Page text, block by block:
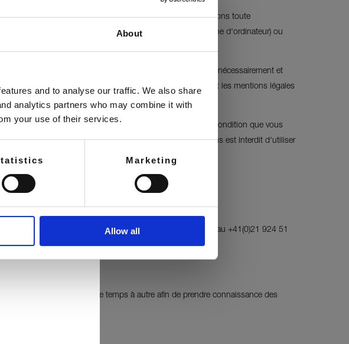
About
and to analyse our traffic. We also share
analytics partners who may combine it with
your use of their services.
Marketing
Allow all
sur son site web et pour éviter les erreurs, nous déclinons toute
causer des dommages directs (par exemple, une panne d'ordinateur) ou
à vos propres risques.
contrôle sur les sites web de tiers, ne les promeut pas nécessairement et
Nous vous recommandons donc de lire attentivement les mentions légales
cas, Froneri ne s'oppose pas à l'insertion de tels liens, à condition que vous
cas être associé à Froneri ou être promu par Froneri. Il vous est interdit d'utiliser
fenêtre.
à l'adresse Support.B2B@ch.nestle.com
, (ii) par téléphone au +41(0)21 924 51
à consulter cette page de temps à autre afin de prendre connaissance des